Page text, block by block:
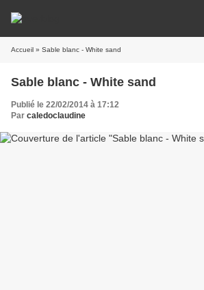
Accueil » Sable blanc - White sand
Sable blanc - White sand
Publié le 22/02/2014 à 17:12
Par caledoclaudine